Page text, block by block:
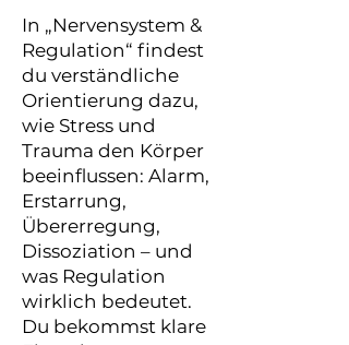
In „Nervensystem &
Regulation“ findest
du verständliche
Orientierung dazu,
wie Stress und
Trauma den Körper
beeinflussen: Alarm,
Erstarrung,
Übererregung,
Dissoziation – und
was Regulation
wirklich bedeutet.
Du bekommst klare